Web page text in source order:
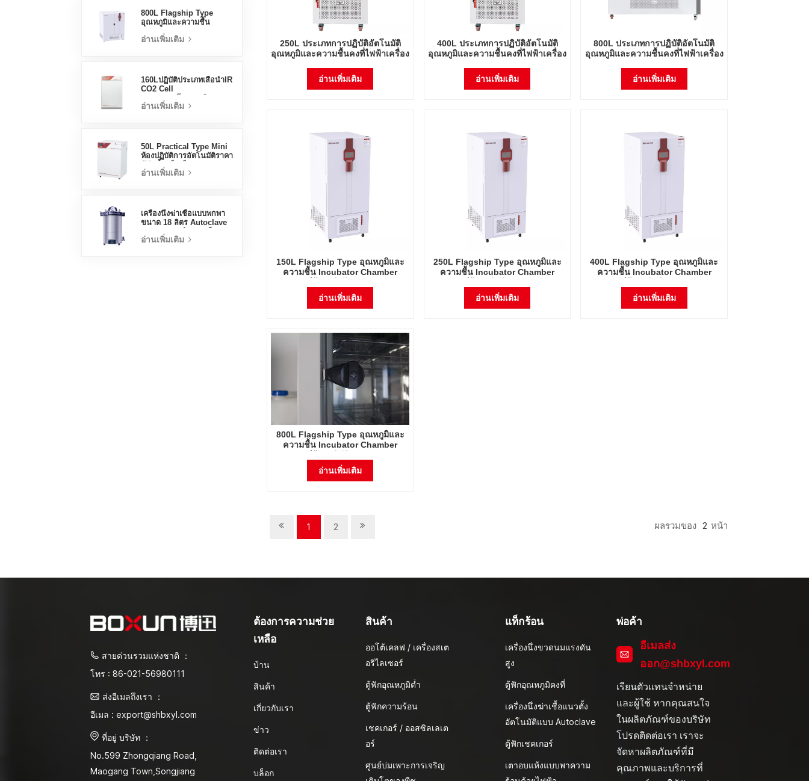
800L Flagship Type
อุณหภูมิและความชื้น
Incubator Chamber
อุปกรณ์ห้องปฏิบัติการ
อ่านเพิ่มเติม
160Lปฏิบัติประเภทเสื้อน้ำIR
CO2 Cell
อาชีพLab Incubators
อ่านเพิ่มเติม
50L Practical Type Mini
ห้องปฏิบัติการอัตโนมัติราคา
อ่านเพิ่มเติม
เครื่องนึ่งฆ่าเชื้อแบบพกพา
ขนาด 18 ลิตร Autoclave
Autoclave
อ่านเพิ่มเติม
250L ประเภทการปฏิบัติอัตโนมัติ
อุณหภูมิและความชื้นคงที่ไฟฟ้าเครื่อง
Instrument Lab Thermostatic
อุปกรณ์
อ่านเพิ่มเติม
400L ประเภทการปฏิบัติอัตโนมัติ
อุณหภูมิและความชื้นคงที่ไฟฟ้าเครื่อง
Instrument Lab Thermostatic
อุปกรณ์
อ่านเพิ่มเติม
800L ประเภทการปฏิบัติอัตโนมัติ
อุณหภูมิและความชื้นคงที่ไฟฟ้าเครื่อง
Instrument Lab Thermostatic
อุปกรณ์
อ่านเพิ่มเติม
150L Flagship Type อุณหภูมิและ
ความชื้น Incubator Chamber
Incubator
อ่านเพิ่มเติม
250L Flagship Type อุณหภูมิและ
ความชื้น Incubator Chamber
Incubator
อ่านเพิ่มเติม
400L Flagship Type อุณหภูมิและ
ความชื้น Incubator Chamber
Incubator
อ่านเพิ่มเติม
800L Flagship Type อุณหภูมิและ
ความชื้น Incubator Chamber
Incubator
อ่านเพิ่มเติม
1 2 ผลรวมของ 2 หน้า
สายด่วนรวมแห่งชาติ ：
โทร : 86-021-56980111
ส่งอีเมลถึงเรา ：
อีเมล : export@shbxyl.com
ที่อยู่ บริษัท ：
No.599 Zhongqiang Road,
Maogang Town,Songjiang
ต้องการความช่วย
เหลือ
บ้าน
สินค้า
เกี่ยวกับเรา
ข่าว
ติดต่อเรา
บล็อก
สินค้า
ออโต้เคลฟ / เครื่องสเต
อริไลเซอร์
ตู้ฟักอุณหภูมิต่ำ
ตู้ฟักความร้อน
เชคเกอร์ / ออสซิลเลเต
อร์
ศูนย์บ่มเพาะการเจริญ
แท็กร้อน
เครื่องนึ่งขวดนมแรงดัน
สูง
ตู้ฟักอุณหภูมิคงที่
เครื่องนึ่งฆ่าเชื้อแนวตั้ง
อัตโนมัติแบบ Autoclave
ตู้ฟักเชคเกอร์
เตาอบแห้งแบบพาความ
พ่อค้า
อีเมลส่ง
ออก@shbxyl.com
เรียนตัวแทนจำหน่าย
และผู้ใช้ หากคุณสนใจ
ในผลิตภัณฑ์ของบริษัท
โปรดติดต่อเรา เราจะ
จัดหาผลิตภัณฑ์ที่มี
คุณภาพและบริการที่